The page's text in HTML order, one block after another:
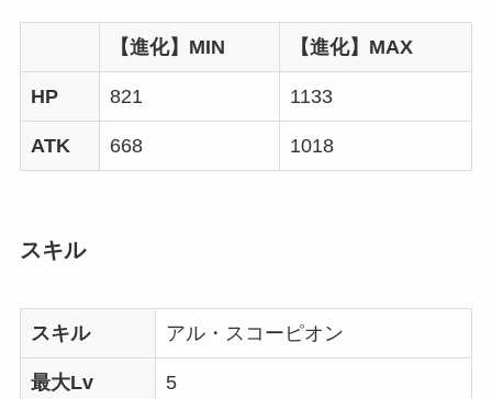
【進化】MIN 【進化】MAX
HP 821 1133
ATK 668 1018
スキル
スキル アル・スコーピオン
最大Lv 5